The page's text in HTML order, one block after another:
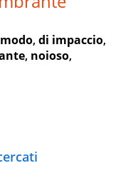
,di impaccio,
, noioso,